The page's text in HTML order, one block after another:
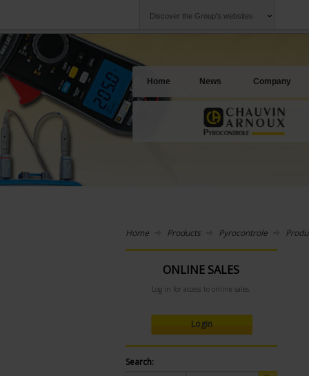
Discover the Group's websites
Home News Company
Home Products Pyrocontrole
ONLINE SALES
Log in for access to online sales.
Login
Search: